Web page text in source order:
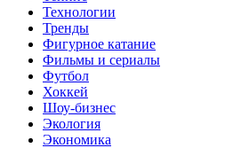
Технологии
Тренды
Фигурное катание
Фильмы и сериалы
Футбол
Хоккей
Шоу-бизнес
Экология
Экономика